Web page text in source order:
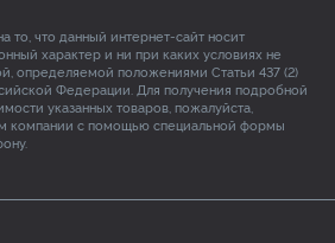
что данный интернет-сайт носит
характер и ни при каких условиях не
определяемой положениями Статьи 437 (2)
Федерации. Для получения подробной
указанных товаров, пожалуйста,
компании с помощью специальной формы